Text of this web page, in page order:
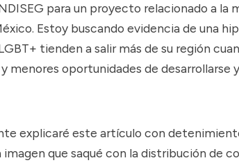
para un proyecto relacionado a la
Estoy buscando evidencia de una
tienden a salir más de su región
menores oportunidades de desarrollarse
explicaré este artículo con
que saqué con la distribución de